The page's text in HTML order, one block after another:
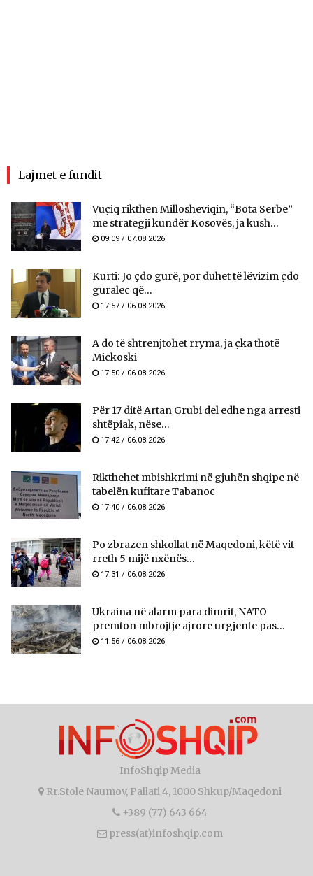
Lajmet e fundit
Vuçiq rikthen Millosheviqin, “Bota Serbe”
me strategji kundër Kosovës, ja kush...
09:09 / 07.08.2026
Kurti: Jo çdo gurë, por duhet të lëvizim çdo
guralec që...
17:57 / 06.08.2026
A do të shtrenjtohet rryma, ja çka thotë
Mickoski
17:50 / 06.08.2026
Për 17 ditë Artan Grubi del edhe nga arresti
shtëpiak, nëse...
17:42 / 06.08.2026
Rikthehet mbishkrimi në gjuhën shqipe në
tabelën kufitare Tabanoc
17:40 / 06.08.2026
Po zbrazen shkollat në Maqedoni, këtë vit
rreth 5 mijë nxënës...
17:31 / 06.08.2026
Ukraina në alarm para dimrit, NATO
premton mbrojtje ajrore urgjente pas...
11:56 / 06.08.2026
InfoShqip Media
Rr.Stole Naumov, Pallati 4, 1000 Shkup/Maqedoni
+389 (77) 643 664
press(at)infoshqip.com